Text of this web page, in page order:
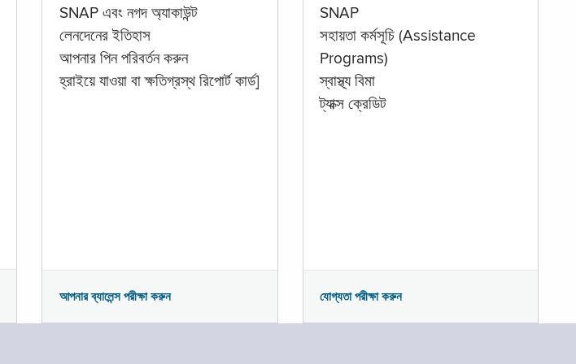
SNAP এবং নগদ অ্যাকাউন্ট
লেনদেনের ইতিহাস
আপনার পিন পরিবর্তন করুন
হ্রাইয়ে যাওয়া বা ক্ষতিগ্রস্থ রিপোর্ট কার্ড]
আপনার ব্যালেন্স পরীক্ষা করুন
SNAP
সহায়তা কর্মসূচি (Assistance
Programs)
স্বাস্থ্য বিমা
ট্যাক্স ক্রেডিট
যোগ্যতা পরীক্ষা করুন